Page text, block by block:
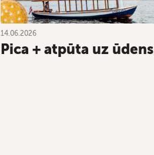
14.06.2026
Pica + atpūta uz ūdens